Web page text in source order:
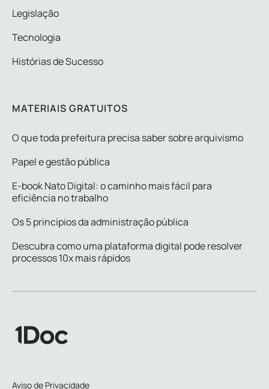
Legislação
Tecnologia
Histórias de Sucesso
MATERIAIS GRATUITOS
O que toda prefeitura precisa saber sobre arquivismo
Papel e gestão pública
E-book Nato Digital: o caminho mais fácil para
eficiência no trabalho
Os 5 princípios da administração pública
Descubra como uma plataforma digital pode resolver
processos 10x mais rápidos
Aviso de Privacidade